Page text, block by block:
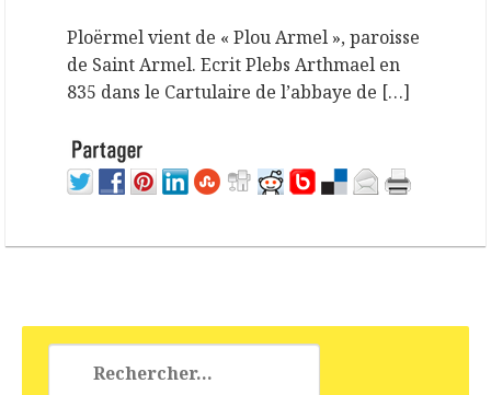
Ploërmel vient de « Plou Armel », paroisse
de Saint Armel. Ecrit Plebs Arthmael en
835 dans le Cartulaire de l’abbaye de […]
Rechercher :